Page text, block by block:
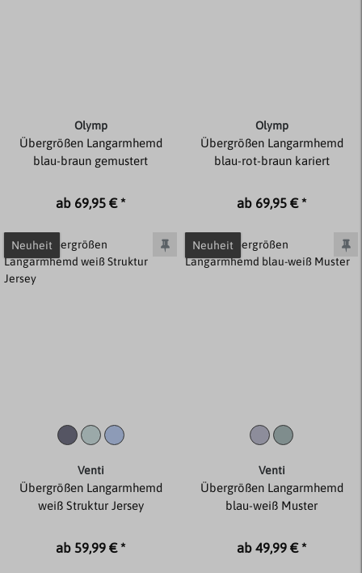
Olymp
Übergrößen Langarmhemd
blau-braun gemustert
ab 69,95 € *
Olymp
Übergrößen Langarmhemd
blau-rot-braun kariert
ab 69,95 € *
Neuheit
Venti
Übergrößen Langarmhemd
weiß Struktur Jersey
ab 59,99 € *
Neuheit
Venti
Übergrößen Langarmhemd
blau-weiß Muster
ab 49,99 € *